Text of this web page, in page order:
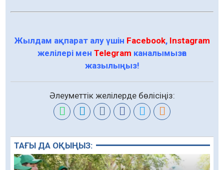
Жылдам ақпарат алу үшін Facebook, Instagram
желілері мен Telegram каналымызға
жазылыңыз!
Әлеуметтік желілерде бөлісіңіз:
ТАҒЫ ДА ОҚЫҢЫЗ: